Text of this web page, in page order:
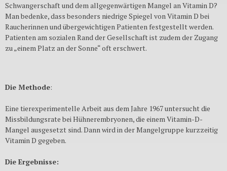
Schwangerschaft und dem allgegenwärtigen Mangel an Vitamin D?
Man bedenke, dass besonders niedrige Spiegel von Vitamin D bei
Raucherinnen und übergewichtigen Patienten festgestellt werden.
Patienten am sozialen Rand der Gesellschaft ist zudem der Zugang
zu „einem Platz an der Sonne“ oft erschwert.
Die Methode:
Eine tierexperimentelle Arbeit aus dem Jahre 1967 untersucht die
Missbildungsrate bei Hühnerembryonen, die einem Vitamin-D-
Mangel ausgesetzt sind. Dann wird in der Mangelgruppe kurzzeitig
Vitamin D gegeben.
Die Ergebnisse: